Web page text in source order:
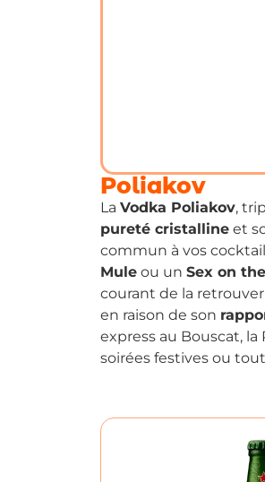
Poliakov
La Vodka Poliakov,
pureté cristalline et
commun à vos
Mule ou un Sex on
courant de la
en raison de son
express au Bouscat,
soirées festives ou